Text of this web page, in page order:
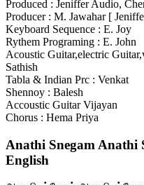
Produced : Jeniffer Audio,
Producer : M. Jawahar [
Keyboard Sequence : E. Joy
Rythem Programing : E. John
Acoustic Guitar,electric
Sathish
Tabla & Indian Prc : Venkat
Shennoy : Balesh
Accoustic Guitar Vijayan
Chorus : Hema Priya
Anathi Snegam Anathi
English